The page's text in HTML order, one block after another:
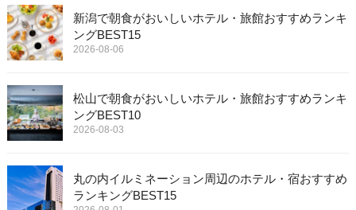
新潟で朝食がおいしいホテル・旅館おすすめランキ
ングBEST15
2026-08-06
松山で朝食がおいしいホテル・旅館おすすめランキ
ングBEST10
2026-08-03
丸の内イルミネーション周辺のホテル・宿おすすめ
ランキングBEST15